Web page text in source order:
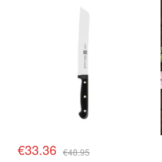
€33.36 €48.95